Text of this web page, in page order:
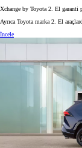
Xchange by Toyota 2. El garanti
Ayrıca Toyota marka 2. El
İncele